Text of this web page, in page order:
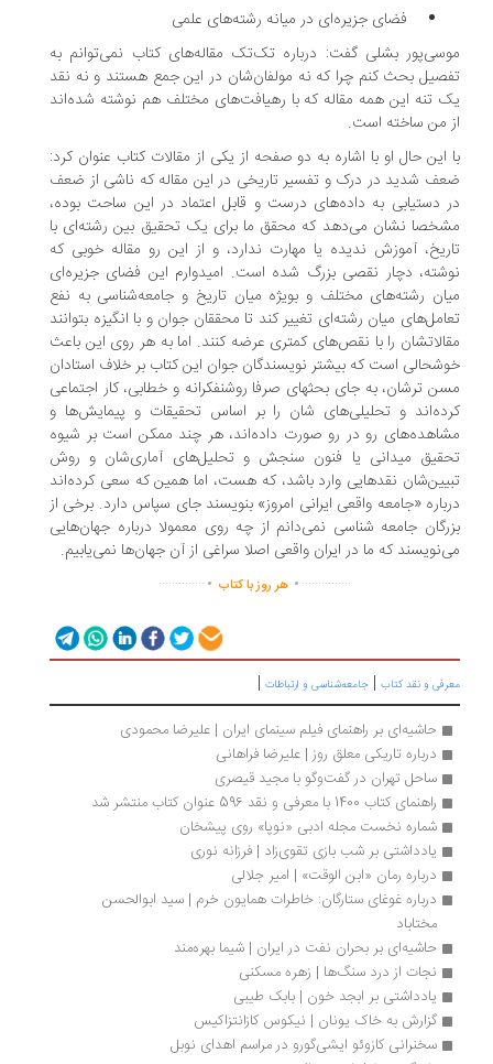
فضای جزیره‌ای در میانه رشته‌های علمی
بشلی گفت: درباره تک‌تک مقاله‌های کتاب نمی‌توانم به
بحث کنم چرا که نه مولفان‌شان در این جمع هستند و نه نقد
تنه این همه مقاله که با رهیافت‌های مختلف هم نوشته شده‌اند
من ساخته است.
این حال او با اشاره به دو صفحه از یکی از مقالات کتاب عنوان کرد:
شدید در درک و تفسیر تاریخی در این مقاله که ناشی از ضعف
دستیابی به داده‌های درست و قابل اعتماد در این ساحت بوده،
نشان می‌دهد که محقق ما برای یک تحقیق بین رشته‌ای با
آموزش ندیده یا مهارت ندارد، و از این رو مقاله خوبی که
دچار نقصی بزرگ شده است. امیدوارم این فضای جزیره‌ای
رشته‌های مختلف و بویژه میان تاریخ و جامعه‌شناسی به نفع
میان رشته‌ای تغییر کند تا محققان جوان و با انگیزه بتوانند
را با نقص‌های کمتری عرضه کنند. اما به هر روی این باعث
است که بیشتر نویسندگان جوان این کتاب بر خلاف استادان
ترشان، به جای بحثهای صرفا روشنفکرانه و خطابی، کار اجتماعی
و تحلیلی‌های شان را بر اساس تحقیقات و پیمایش‌ها و
رو در رو صورت داده‌اند، هر چند ممکن است بر شیوه
میدانی یا فنون سنجش و تحلیل‌های آماری‌شان و روش
نقدهایی وارد باشد، که هست، اما همین که سعی کرده‌اند
«جامعه واقعی ایرانی امروز» بنویسند جای سپاس دارد. برخی از
جامعه شناسی ‌نمی‌دانم از چه روی معمولا درباره جهان‌هایی
که ما در ایران واقعی اصلا سراغی از آن جهان‌ها نمی‌یابیم.
...............
. هر روز با کتاب.
..............
و نقد کتاب|جامعه‌شناسی و ارتباطات|
حاشیه‌ای بر راهنمای فیلم سینمای ایران | علیرضا محمودی
درباره تاریکی معلق روز | علیرضا فراهانی
ساحل تهران در گفت‌وگو با مجید قیصری
راهنمای کتاب 1400 با معرفی و نقد 596 عنوان کتاب منتشر شد
شماره نخست مجله ادبی «نوپا» روی پیشخان
یادداشتی بر شب بازی تقوی‌زاد | فرزانه نوری
درباره رمان «ابن الوقت» | امیر جلالی
درباره غوغای ستارگان: خاطرات همایون خرم | سید ابوالحسن
حاشیه‌ای بر بحران نفت در ایران | شیما بهره‌مند
نجات از درد سنگ‌ها | زهره مسکنی
یادداشتی بر ابجد خون | بابک طیبی
گزارش به خاک یونان | نیکوس کازانتزاکیس
سخنرانی کازوئو ایشی‌گورو در مراسم اهدای نوبل